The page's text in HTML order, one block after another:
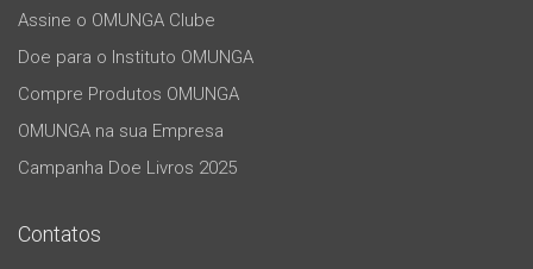
Assine o OMUNGA Clube
Doe para o Instituto OMUNGA
Compre Produtos OMUNGA
OMUNGA na sua Empresa
Campanha Doe Livros 2025
Contatos